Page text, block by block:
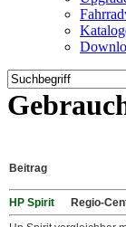
Beitrag
HP Spirit Regio-